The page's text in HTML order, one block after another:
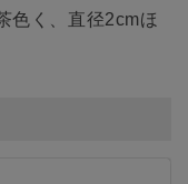
色く、直径2cmほ